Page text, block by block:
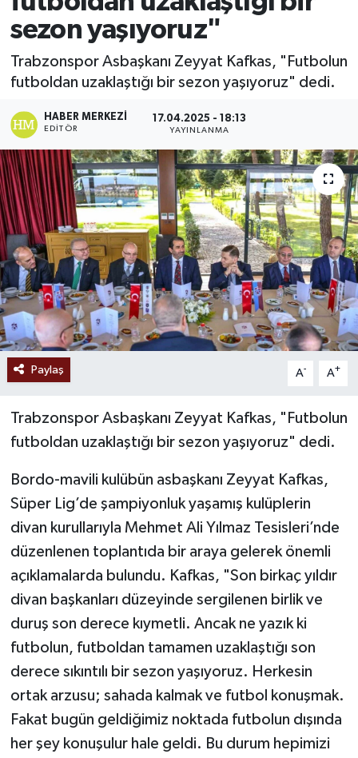
sezon yaşıyoruz"
Trabzonspor Asbaşkanı Zeyyat Kafkas, "Futbolun
futboldan uzaklaştığı bir sezon yaşıyoruz" dedi.
HABER MERKEZI
EDITÖR
17.04.2025 - 18:13
YAYINLANMA
Paylaş A- A+
Trabzonspor Asbaşkanı Zeyyat Kafkas, "Futbolun
futboldan uzaklaştığı bir sezon yaşıyoruz" dedi.
Bordo-mavili kulübün asbaşkanı Zeyyat Kafkas,
Süper Lig’de şampiyonluk yaşamış kulüplerin
divan kurullarıyla Mehmet Ali Yılmaz Tesisleri’nde
düzenlenen toplantıda bir araya gelerek önemli
açıklamalarda bulundu. Kafkas, "Son birkaç yıldır
divan başkanları düzeyinde sergilenen birlik ve
duruş son derece kıymetli. Ancak ne yazık ki
futbolun, futboldan tamamen uzaklaştığı son
derece sıkıntılı bir sezon yaşıyoruz. Herkesin
ortak arzusu; sahada kalmak ve futbol konuşmak.
Fakat bugün geldiğimiz noktada futbolun dışında
her şey konuşulur hale geldi. Bu durum hepimizi
Ekonomi
Sağlık
Tokat Haber